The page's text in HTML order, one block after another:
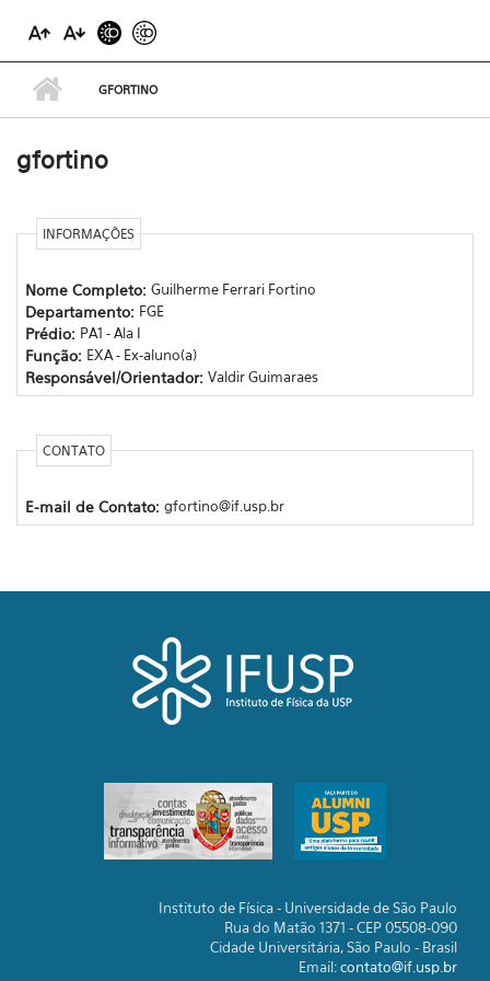
GFORTINO
gfortino
INFORMAÇÕES
Nome Completo: Guilherme Ferrari Fortino
Departamento: FGE
Prédio: PA1 - Ala I
Função: EXA - Ex-aluno(a)
Responsável/Orientador: Valdir Guimaraes
CONTATO
E-mail de Contato: gfortino@if.usp.br
Instituto de Física - Universidade de São Paulo
Rua do Matão 1371 - CEP 05508-090
Cidade Universitária, São Paulo - Brasil
Email:contato@if.usp.br